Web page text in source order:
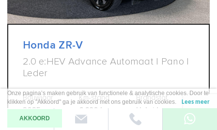
Honda ZR-V
2.0 e:HEV Advance Automaat | Pano |
Leder
Bouwjaar
2025
Km-stand
6.690 km
Brandstof
Hybride
Onze pagina’s maken gebruik van functionele & analytische cookies. Door te
klikken op "Akkoord" ga je akkoord met ons gebruik van cookies.
Lees meer
AKKOORD